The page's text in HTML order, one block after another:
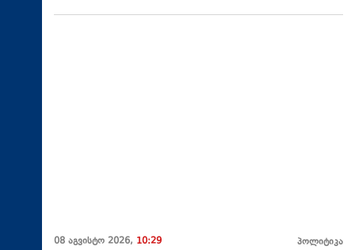
08 აგვისტო 2026, 10:29 პოლიტიკა